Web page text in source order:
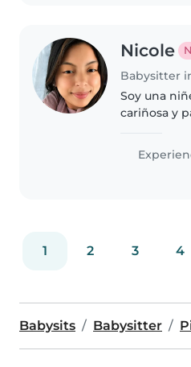
Nicole
Babysitter
Soy una
cariñosa y
Disfruto
través del
1 2 3 4
Babysits Babysitter